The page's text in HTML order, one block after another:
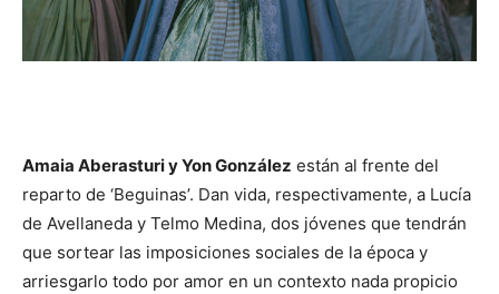
Amaia Aberasturi y Yon González están al frente del
reparto de ‘Beguinas’. Dan vida, respectivamente, a Lucía
de Avellaneda y Telmo Medina, dos jóvenes que tendrán
que sortear las imposiciones sociales de la época y
arriesgarlo todo por amor en un contexto nada propicio